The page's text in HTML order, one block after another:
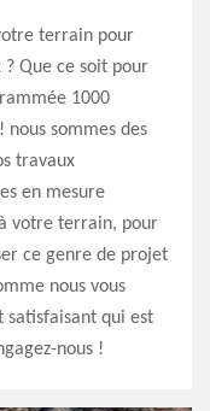
terrain pour
Que ce soit pour
1000
nous sommes des
travaux
en mesure
votre terrain, pour
ce genre de projet
nous vous
satisfaisant qui est
nous !